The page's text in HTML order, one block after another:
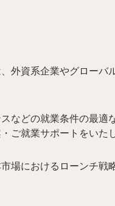
外資系企業やグロー
などの就業条件の最
ご就業サポートをいた
場におけるローンチ